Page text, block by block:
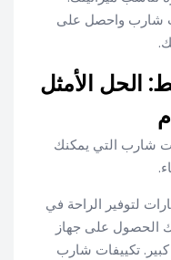
شارب واحصل على
الحل الأمثل
شارب التي يمكنك
لتوفير الراحة في
الحصول على جهاز
تكييفات شارب